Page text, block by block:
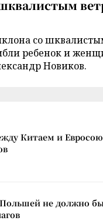
со
ребенок и
Новиков.
Китаем и
не должно